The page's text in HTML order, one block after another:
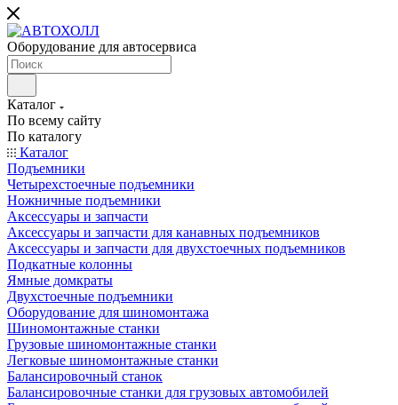
Оборудование для автосервиса
Каталог
По всему сайту
По каталогу
Каталог
Подъемники
Четырехстоечные подъемники
Ножничные подъемники
Аксессуары и запчасти
Аксессуары и запчасти для канавных подъемников
Аксессуары и запчасти для двухстоечных подъемников
Подкатные колонны
Ямные домкраты
Двухстоечные подъемники
Оборудование для шиномонтажа
Шиномонтажные станки
Грузовые шиномонтажные станки
Легковые шиномонтажные станки
Балансировочный станок
Балансировочные станки для грузовых автомобилей